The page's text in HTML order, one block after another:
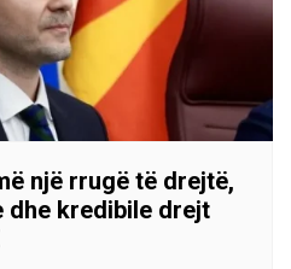
një rrugë të drejtë,
dhe kredibile drejt